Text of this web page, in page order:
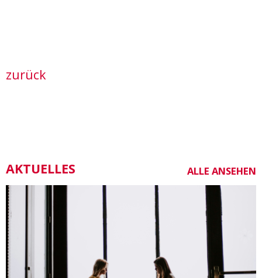
zurück
AKTUELLES ALLE ANSEHEN